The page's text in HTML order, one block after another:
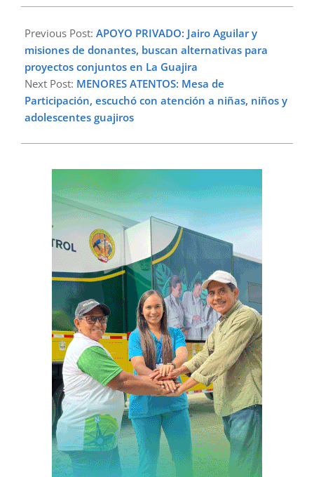
02-
19
Previous Post: APOYO PRIVADO: Jairo Aguilar y
misiones de donantes, buscan alternativas para
proyectos conjuntos en La Guajira
Next Post: MENORES ATENTOS: Mesa de
Participación, escuchó con atención a niñas, niños y
adolescentes guajiros